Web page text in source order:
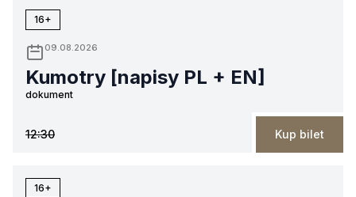
16+
09.08.2026
Kumotry [napisy PL + EN]
dokument
12:30 Kup bilet
16+